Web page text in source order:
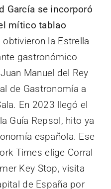
García se incorporó
mítico tablao
obtivieron la Estrella
gastronómico
Manuel del Rey
de Gastronomía a
En 2023 llegó el
Guía Repsol, hito ya
española. Ese
Times elige Corral
Key Stop, visita
de España por